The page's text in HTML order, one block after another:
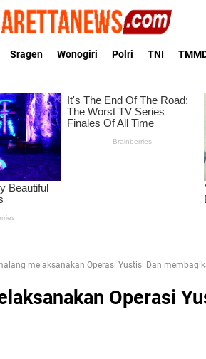
Sragen Wonogiri Polri TNI
melaksanakan Operasi Yustisi Dan
Operasi